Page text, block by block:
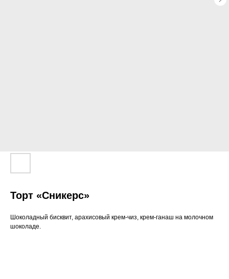
Торт «Сникерс»
Шоколадный бисквит, арахисовый крем-чиз, крем-ганаш на молочном
шоколаде.